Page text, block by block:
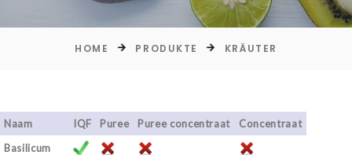
HOME PRODUKTE KRÄUTER
Naam IQF Puree Puree concentraat
Concentraat
Basilicum